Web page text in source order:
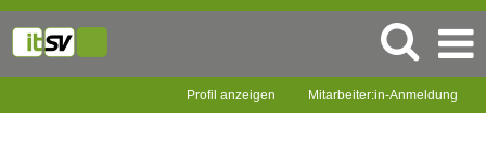
Profil anzeigen Mitarbeiter:in-Anmeldung